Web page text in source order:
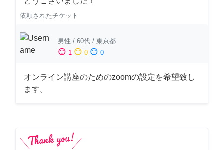
依頼されたチケット
男性 / 60代 / 東京都
sentiment_satisfied 1 sentiment_neutral 0 sentiment_dissatisfied 0
オンライン講座のためのzoomの設定を希望致し
ます。